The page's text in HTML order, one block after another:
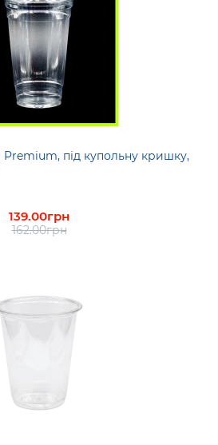
під купольну кришку,
139.00грн
162.00грн